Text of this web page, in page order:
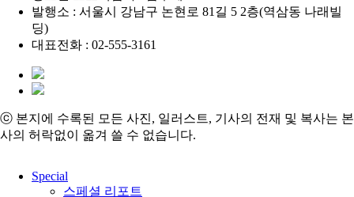
발행소 : 서울시 강남구 논현로 81길 5 2층(역삼동 나래빌
딩)
대표전화 : 02-555-3161
ⓒ 본지에 수록된 모든 사진, 일러스트, 기사의 전재 및 복사는 본
사의 허락없이 옮겨 쓸 수 없습니다.
Close
Special
스페셜 리포트